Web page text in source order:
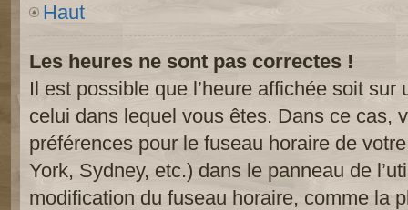
Haut
Les heures ne sont pas correctes !
Il est possible que l’heure affichée soit
celui dans lequel vous êtes. Dans ce cas,
préférences pour le fuseau horaire de
York, Sydney, etc.) dans le panneau de
modification du fuseau horaire, comme la